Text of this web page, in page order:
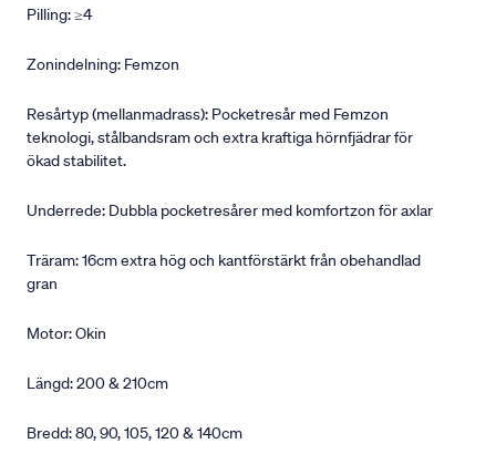
Pilling: ≥4
Zonindelning: Femzon
Resårtyp (mellanmadrass): Pocketresår med Femzon
teknologi, stålbandsram och extra kraftiga hörnfjädrar för
ökad stabilitet.
Underrede: Dubbla pocketresårer med komfortzon för axlar
Träram: 16cm extra hög och kantförstärkt från obehandlad
gran
Motor: Okin
Längd: 200 & 210cm
Bredd: 80, 90, 105, 120 & 140cm